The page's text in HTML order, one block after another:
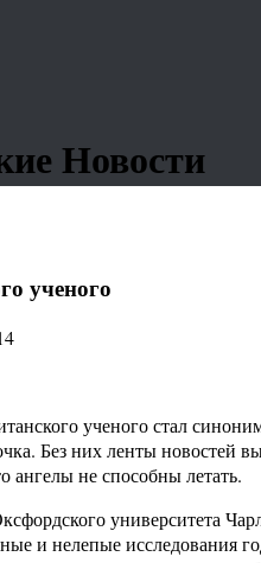
Новости
ученого
ученого стал
Без них ленты новостей
ангелы не способны летать.
университета
и нелепые исследования